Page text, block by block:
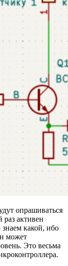
опрашиваться
активен
какой, ибо
может
Это весьма